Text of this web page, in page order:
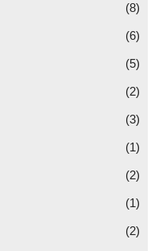
(8)
(6)
(5)
(2)
(3)
(1)
(2)
(1)
(2)